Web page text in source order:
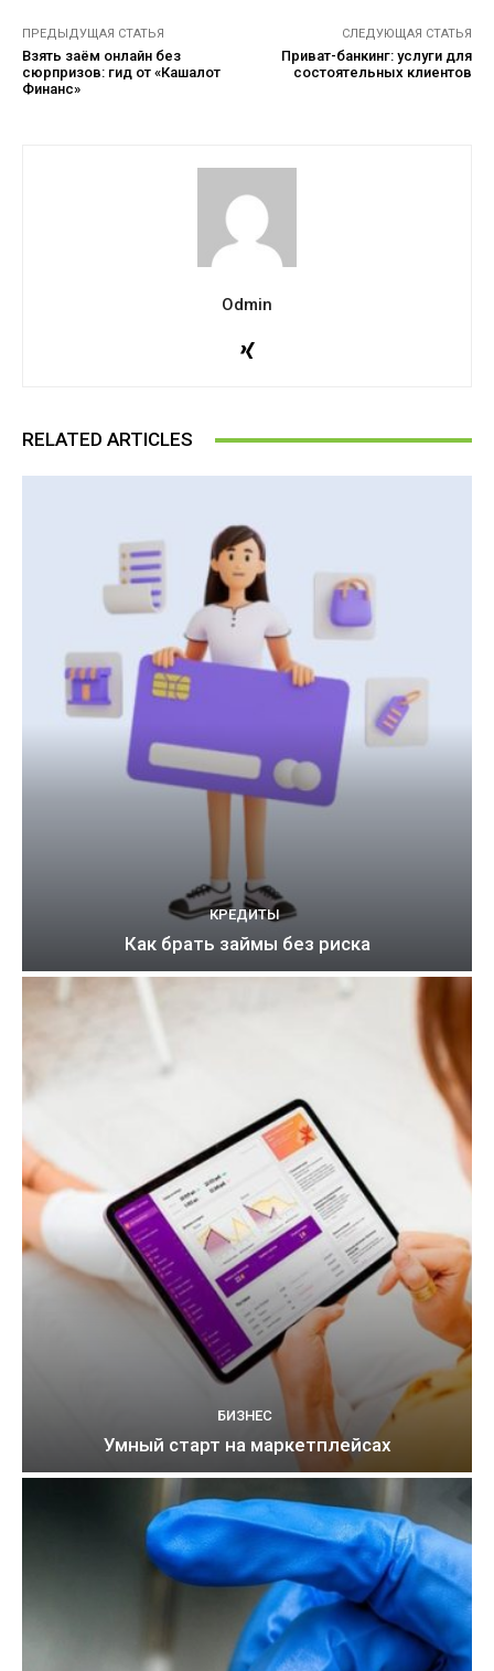
ПРЕДЫДУЩАЯ СТАТЬЯ
Взять заём онлайн без
сюрпризов: гид от «Кашалот
Финанс»
СЛЕДУЮЩАЯ СТАТЬЯ
Приват-банкинг: услуги для
состоятельных клиентов
Odmin
RELATED ARTICLES
КРЕДИТЫ
Как брать займы без риска
БИЗНЕС
Умный старт на маркетплейсах